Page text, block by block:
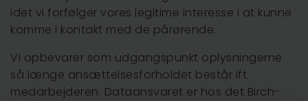
idet vi forfølger vores legitime interesse i at kunne
komme i kontakt med de pårørende.
Vi opbevarer som udgangspunkt oplysningerne
så længe ansættelsesforholdet består ift.
medarbejderen. Dataansvaret er hos det Birch-